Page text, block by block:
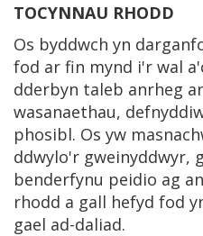
TOCYNNAU RHODD
Os byddwch yn
fod ar fin mynd i'r wal
dderbyn taleb anrheg
wasanaethau,
phosibl. Os yw
ddwylo'r gweinyddwyr,
benderfynu peidio ag
rhodd a gall hefyd fod
gael ad-daliad.